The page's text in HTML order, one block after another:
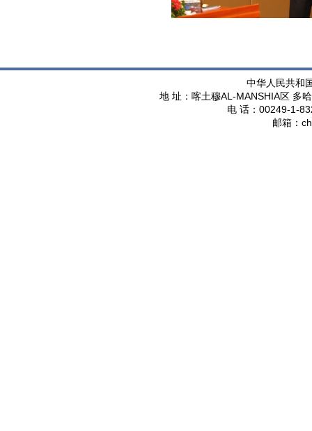
中华人民共和
地 址：喀土穆AL-MANSHIA区 多
电 话： 00249-1-
邮箱：